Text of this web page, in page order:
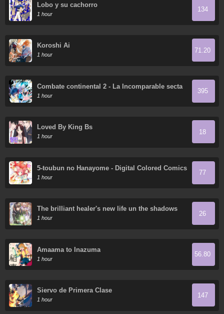
Lobo y su cachorro
1 hour
134
Koroshi Ai
1 hour
71.20
Combate continental 2 - La Incomparable secta
tang
1 hour
395
Loved By King Bs
1 hour
18
5-toubun no Hanayome - Digital Colored Comics
1 hour
77
The brilliant healer's new life un the shadows
1 hour
26
Amaama to Inazuma
1 hour
56.80
Siervo de Primera Clase
1 hour
147